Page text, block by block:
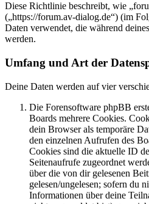
Diese Richtlinie beschreibt, wie
(„https://forum.av-dialog.de“) (im
Daten verwendet, die während
werden.
Umfang und Art der
Deine Daten werden auf vier
Die Forensoftware phpBB
Boards mehrere Cookies.
dein Browser als temporäre
den einzelnen Aufrufen des
Cookies sind die aktuelle ID
Seitenaufrufe zugeordnet
über die von dir gelesenen
gelesen/ungelesen; sofern du
Informationen über deine